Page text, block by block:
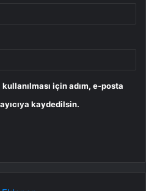
için adım, e-posta
kaydedilsin.